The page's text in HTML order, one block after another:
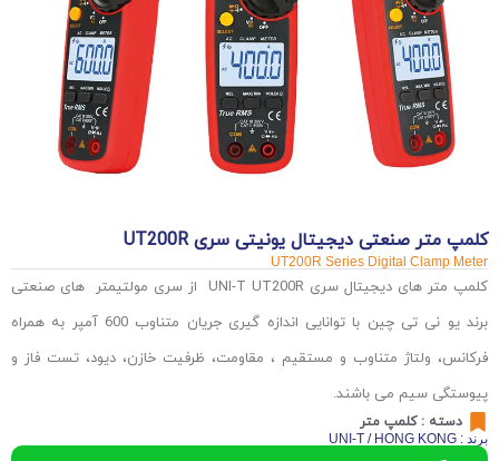
کلمپ متر صنعتی دیجیتال یونیتی سری UT200R
UT200R Series Digital Clamp Meter
کلمپ متر های دیجیتال سری UNI-T UT200R از سری مولتیمتر های صنعتی
برند یو نی تی چین با توانایی اندازه گیری جریان متناوب 600 آمپر به همراه
فرکانس، ولتاژ متناوب و مستقیم ، مقاومت، ظرفیت خازن، دیود، تست فاز و
پیوستگی سیم می باشند.
دسته :کلمپ متر
برند : UNI-T / HONG KONG